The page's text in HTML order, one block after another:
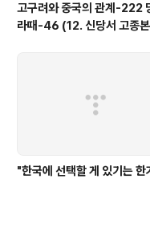
고구려와 중국의 관계-222
라때-46 (12. 신당서 고종본
"한국에 선택할 게 있기는 한